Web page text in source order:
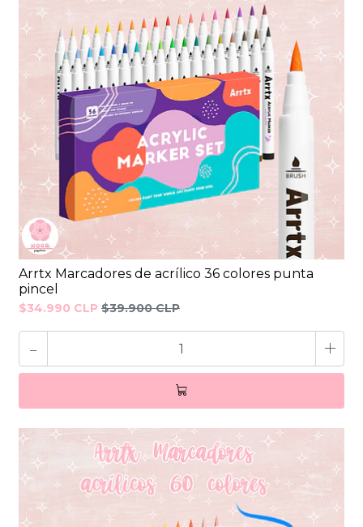
Arrtx Marcadores de acrílico 36 colores punta
pincel
$34.990 CLP $39.900 CLP
- +